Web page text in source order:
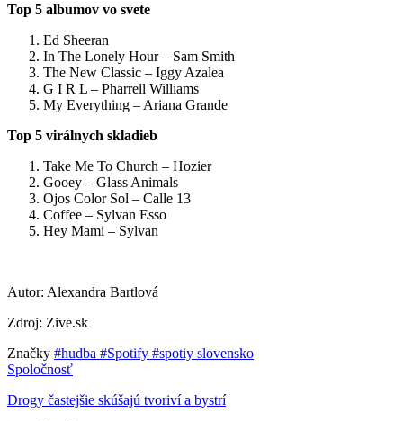
Top 5 albumov vo svete
Ed Sheeran
In The Lonely Hour – Sam Smith
The New Classic – Iggy Azalea
G I R L – Pharrell Williams
My Everything – Ariana Grande
Top 5 virálnych skladieb
Take Me To Church – Hozier
Gooey – Glass Animals
Ojos Color Sol – Calle 13
Coffee – Sylvan Esso
Hey Mami – Sylvan
Autor: Alexandra Bartlová
Zdroj: Zive.sk
Značky #hudba #Spotify #spotiy slovensko
Spoločnosť
Drogy častejšie skúšajú tvoriví a bystrí